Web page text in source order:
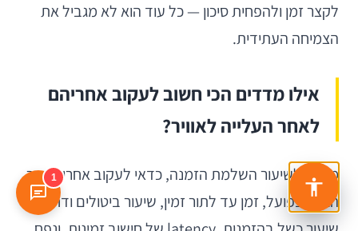
לקצר זמן ולהפחית סיכון — כל עוד הוא לא מגביל את
הצמיחה העתידית.
אילו מדדים הכי חשוב לעקוב אחריהם
לאחר העלייה לאוויר?
מעבר לשיעור השלמת הזמנה, כדאי לעקוב אחרי שיעור
הגעה בפועל, זמן עד לתור זמין, שיעור ביטולים ודחיות,
1